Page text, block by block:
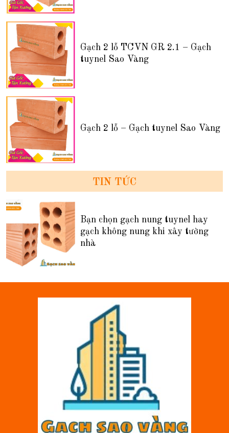
Gạch 2 lỗ TCVN GR 2.1 – Gạch
tuynel Sao Vàng
Gạch 2 lỗ – Gạch tuynel Sao Vàng
TIN TỨC
Bạn chọn gạch nung tuynel hay
gạch không nung khi xây tường
nhà